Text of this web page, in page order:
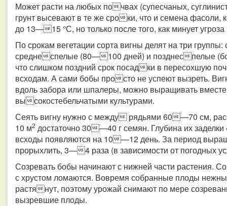
Может расти на любых почвах (супесчаных,
грунт высевают в те же сроки, что и семена фасоли,
до 13—15 °С, но только после того, как минует
По срокам вегетации сорта вигны делят на три
среднеспелые (80—100 дней) и позднеспелые
что слишком поздний срок посадки в пересохшую
всходам. А сами бобы просто не успеют вызреть.
вдоль забора или шпалеры, можно выращивать вместе
высокостебельчатыми культурами.
Сеять вигну нужно с между рядьями 60—70 см,
10 м2 достаточно 30—40 г семян. Глубина их
всходы появляются на 10—12 день. За период
прорыхлить, 3—4 раза (в зависимости от погодных
Созревать бобы начинают с нижней части растения.
с хрустом ломаются. Вовремя собранные плоды
растянут, поэтому урожай снимают по мере
вызревшие плоды.